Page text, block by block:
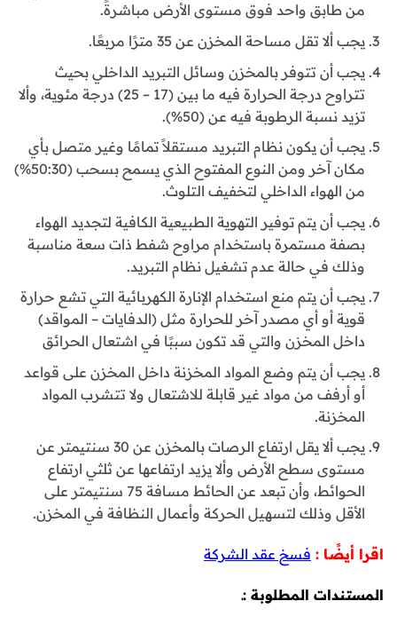
من طابق واحد فوق مستوى الأرض مباشرةً.
يجب ألا تقل مساحة المخزن عن 35 مترًا مربعًا.
يجب أن تتوفر بالمخزن وسائل التبريد الداخلي بحيث
تتراوح درجة الحرارة فيه ما بين (17 – 25) درجة مئوية، وألا
تزيد نسبة الرطوبة فيه عن (50%).
يجب أن يكون نظام التبريد مستقلاً تمامًا وغير متصل بأي
مكان آخر ومن النوع المفتوح الذي يسمح بسحب (50:30%)
من الهواء الداخلي لتخفيف التلوث.
يجب أن يتم توفير التهوية الطبيعية الكافية لتجديد الهواء
بصفة مستمرة باستخدام مراوح شفط ذات سعة مناسبة
وذلك في حالة عدم تشغيل نظام التبريد.
يجب أن يتم منع استخدام الإنارة الكهربائية التي تشع حرارة
قوية أو أي مصدر آخر للحرارة مثل (الدفايات – المواقد)
داخل المخزن والتي قد تكون سببًا في اشتعال الحرائق
يجب أن يتم وضع المواد المخزنة داخل المخزن على قواعد
أو أرفف من مواد غير قابلة للاشتعال ولا تتشرب المواد
المخزنة.
يجب ألا يقل ارتفاع الرصات بالمخزن عن 30 سنتيمتر عن
مستوى سطح الأرض وألا يزيد ارتفاعها عن ثلثي ارتفاع
الحوائط، وأن تبعد عن الحائط مسافة 75 سنتيمتر على
الأقل وذلك لتسهيل الحركة وأعمال النظافة في المخزن.
اقرا أيضًا : فسخ عقد الشركة
المستندات المطلوبة :ـ